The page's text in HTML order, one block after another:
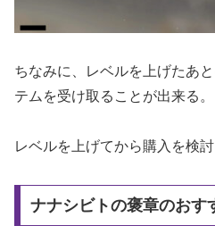
ちなみに、レベルを上げたあ
テムを受け取ることが出来る。
レベルを上げてから購入を検
ナナシビトの褒章のおす